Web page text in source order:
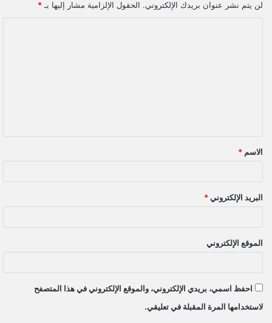
لن يتم نشر عنوان بريدك الإلكتروني. الحقول الإلزامية مشار إليها بـ *
ق
*
الاسم *
البريد الإلكتروني *
الموقع الإلكتروني
احفظ اسمي، بريدي الإلكتروني، والموقع الإلكتروني في هذا المتصفح
لاستخدامها المرة المقبلة في تعليقي.